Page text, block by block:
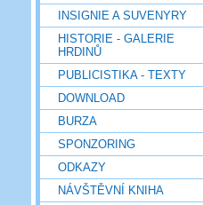
INSIGNIE A SUVENYRY
HISTORIE - GALERIE
HRDINŮ
PUBLICISTIKA - TEXTY
DOWNLOAD
BURZA
SPONZORING
ODKAZY
NÁVŠTĚVNÍ KNIHA